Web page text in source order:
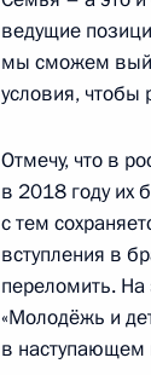
5 октября 2020
5 октября 2020
Сергей
5 октября 2020
ведущие
мы сможем
условия, чтобы
Отмечу, что в
в 2018 году их
с тем
вступления в
переломить.
«Молодёжь и
в наступающем